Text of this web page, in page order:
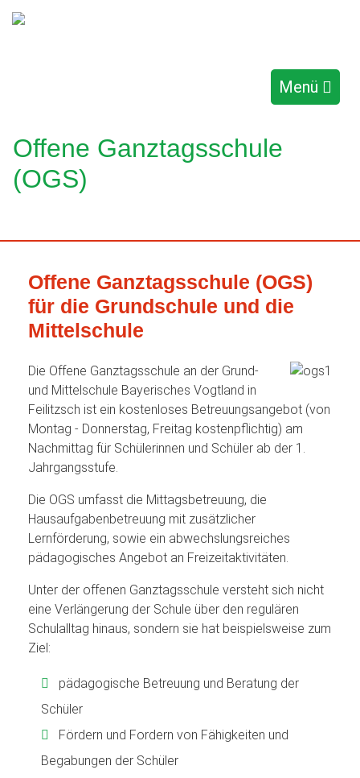
Menü
Offene Ganztagsschule
(OGS)
Offene Ganztagsschule (OGS)
für die Grundschule und die
Mittelschule
Die Offene Ganztagsschule an der Grund-
und Mittelschule Bayerisches Vogtland in
Feilitzsch ist ein kostenloses Betreuungsangebot (von
Montag - Donnerstag, Freitag kostenpflichtig) am
Nachmittag für Schülerinnen und Schüler ab der 1.
Jahrgangsstufe.
Die OGS umfasst die Mittagsbetreuung, die
Hausaufgabenbetreuung mit zusätzlicher
Lernförderung, sowie ein abwechslungsreiches
pädagogisches Angebot an Freizeitaktivitäten.
Unter der offenen Ganztagsschule versteht sich nicht
eine Verlängerung der Schule über den regulären
Schulalltag hinaus, sondern sie hat beispielsweise zum
Ziel:
pädagogische Betreuung und Beratung der
Schüler
Fördern und Fordern von Fähigkeiten und
Begabungen der Schüler